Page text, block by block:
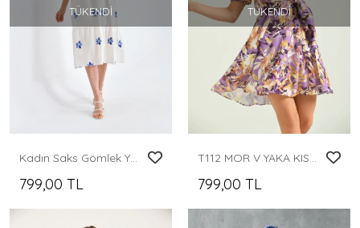
TÜKENDI
Kadın Saks Gömlek Yaka Nakış İşlemeli Volanlı Salaş Elbise
799,00 TL
TÜKENDI
T112 MOR V YAKA KISA BALON KOL BEL KEMERLİ DİZ ALTI ELBİSE
799,00 TL